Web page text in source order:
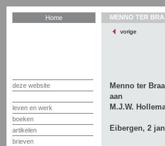
Home
deze website
leven en werk
boeken
artikelen
brieven
MENNO TER
vorige
Menno ter
aan
M.J.W.
Eibergen, 2